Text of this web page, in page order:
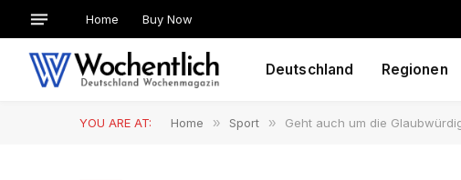
Home Buy Now
Deutschland Regionen
YOU ARE AT: Home » Sport » Geht auch um die